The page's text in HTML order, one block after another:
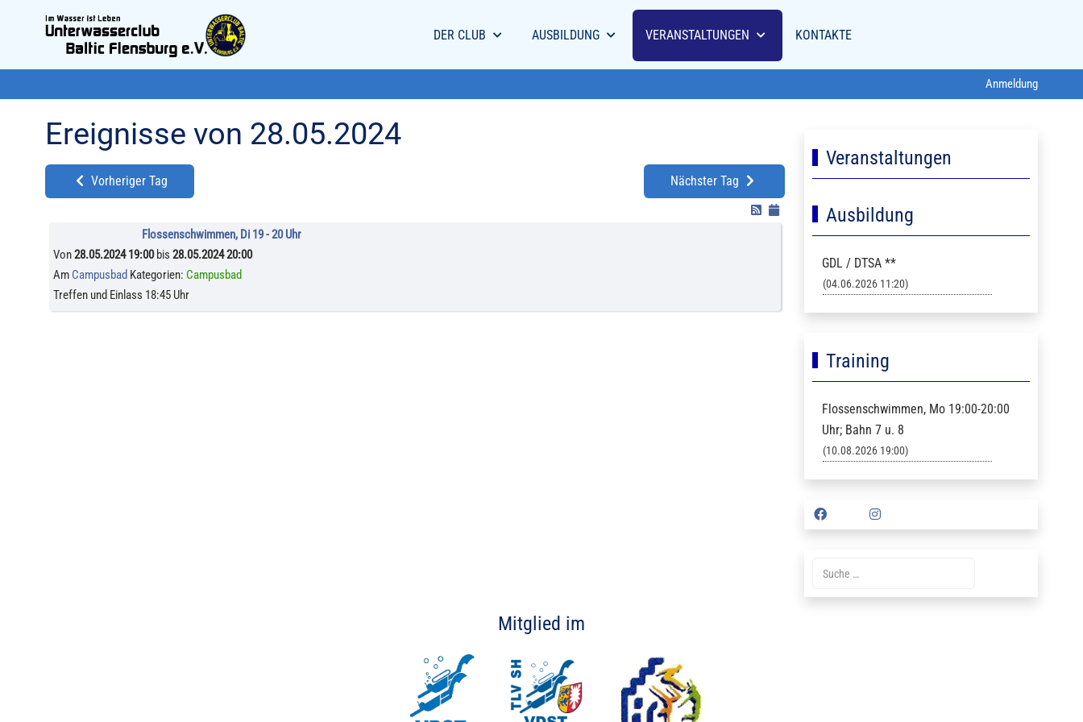
DER CLUB AUSBILDUNG VERANSTALTUNGEN KONTAKTE
Anmeldung
Ereignisse von 28.05.2024
Vorheriger Tag Nächster Tag
Flossenschwimmen, Di 19 - 20 Uhr
Von28.05.2024 19:00 bis 28.05.2024 20:00
Am Campusbad Kategorien: Campusbad
Treffen und Einlass 18:45 Uhr
Veranstaltungen
Ausbildung
GDL / DTSA **
(04.06.2026 11:20)
Training
Flossenschwimmen, Mo 19:00-20:00
Uhr; Bahn 7 u. 8
(10.08.2026 19:00)
Suche
Mitglied im